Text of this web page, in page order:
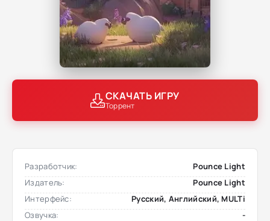
СКАЧАТЬ ИГРУ
Торрент
Разработчик:
Pounce Light
Издатель:
Pounce Light
Интерфейс:
Русский, Английский, MULTi
Озвучка:
-